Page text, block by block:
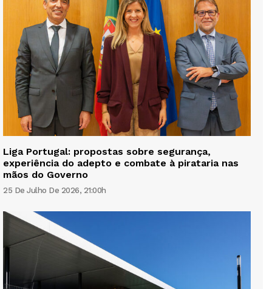
Liga Portugal: propostas sobre segurança,
experiência do adepto e combate à pirataria nas
mãos do Governo
25 De Julho De 2026, 21:00h